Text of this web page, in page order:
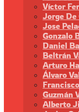
Víctor
Jorge De
Jose
Gonzalo
Daniel
Beltrán
Arturo
Álvaro
Guzmán
Alberto